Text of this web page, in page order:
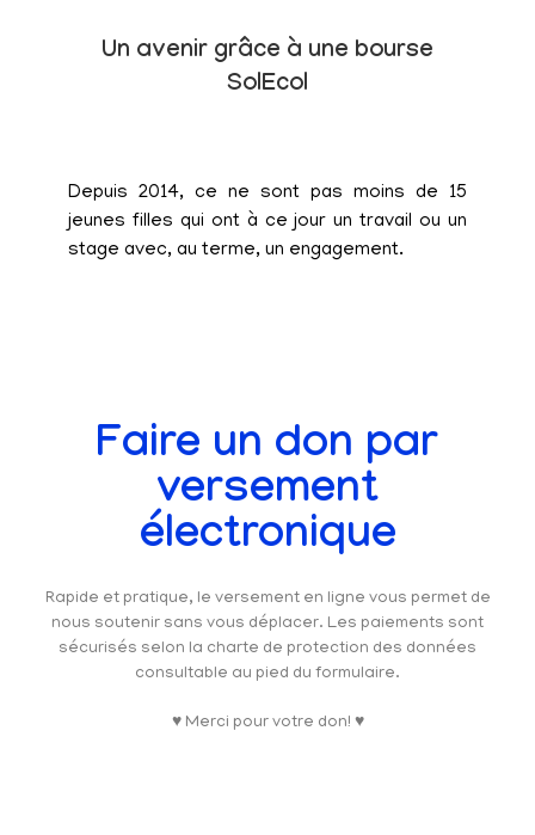
Un avenir grâce à une bourse
SolEcol
Depuis 2014, ce ne sont pas moins de 15
jeunes filles qui ont à ce jour un travail ou un
stage avec, au terme, un engagement.
Faire un don par
versement
électronique
Rapide et pratique, le versement en ligne vous permet de
nous soutenir sans vous déplacer. Les paiements sont
sécurisés selon la charte de protection des données
consultable au pied du formulaire.
♥ Merci pour votre don! ♥